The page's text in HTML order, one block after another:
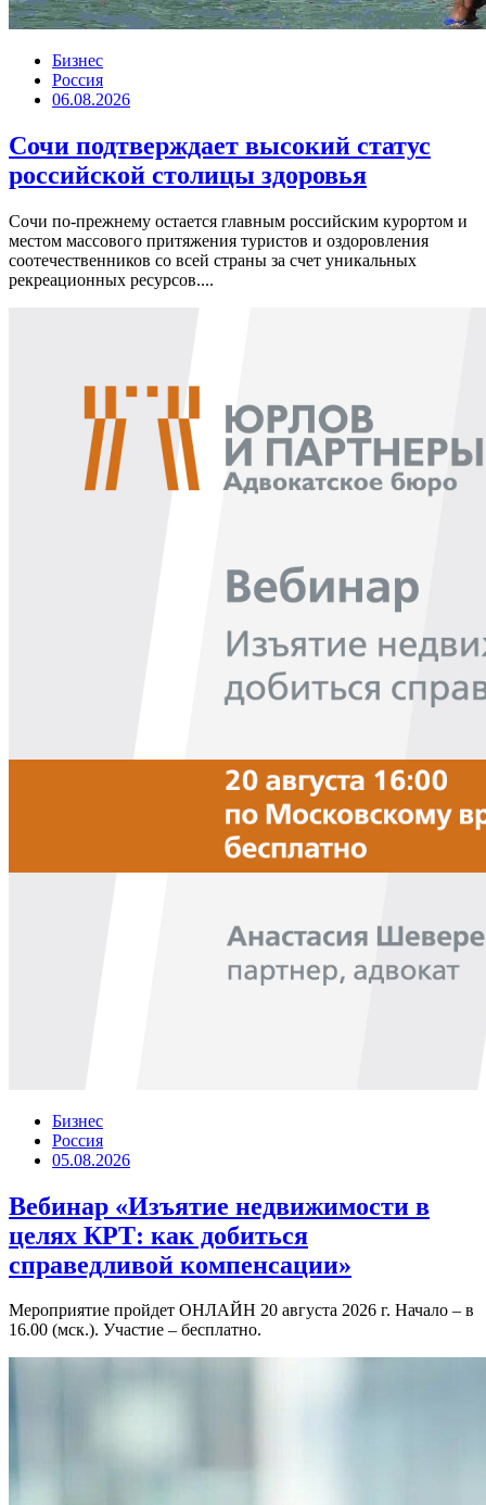
Бизнес
Россия
06.08.2026
Сочи подтверждает высокий статус
российской столицы здоровья
Сочи по-прежнему остается главным российским курортом и
местом массового притяжения туристов и оздоровления
соотечественников со всей страны за счет уникальных
рекреационных ресурсов....
Бизнес
Россия
05.08.2026
Вебинар «Изъятие недвижимости в
целях КРТ: как добиться
справедливой компенсации»
Мероприятие пройдет ОНЛАЙН 20 августа 2026 г. Начало – в
16.00 (мск.). Участие – бесплатно.